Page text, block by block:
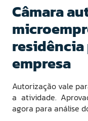
Câmara
empresa
Autorização vale
a atividade.
agora para análise